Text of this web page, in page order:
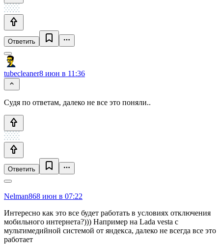
Ответить
tubecleaner8 июн в 11:36
Судя по ответам, далеко не все это поняли..
Ответить
Nelman868 июн в 07:22
Интересно как это все будет работать в условиях отключения
мобильного интернета?))) Например на Lada vesta с
мультимедийной системой от яндекса, далеко не всегда все это
работает